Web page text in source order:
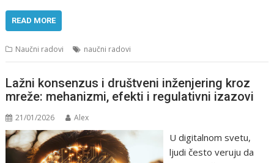
READ MORE
Naučni radovi naučni radovi
Lažni konsenzus i društveni inženjering kroz
mreže: mehanizmi, efekti i regulativni izazovi
21/01/2026 Alex
U digitalnom svetu,
ljudi često veruju da